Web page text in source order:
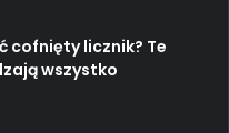
cofnięty licznik? Te
wszystko